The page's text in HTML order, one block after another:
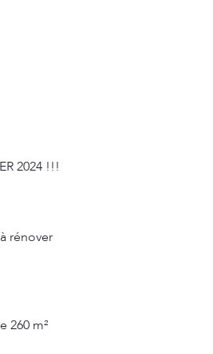
2024 !!!
rénover
260 m²